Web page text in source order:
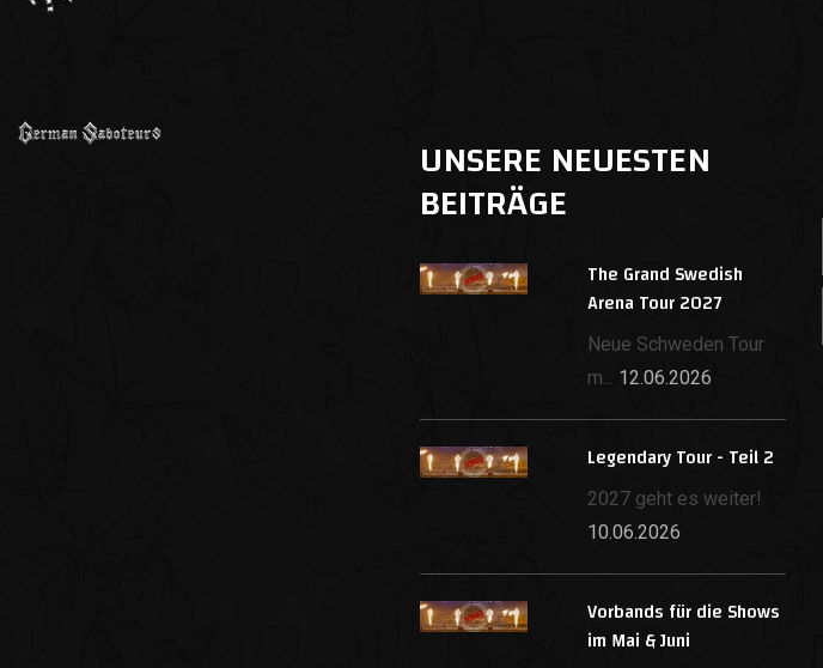
UNSERE NEUESTEN
BEITRÄGE
The Grand Swedish
Arena Tour 2027
Neue Schweden Tour
m... 12.06.2026
Legendary Tour - Teil 2
2027 geht es weiter!
10.06.2026
Vorbands für die Shows
im Mai & Juni